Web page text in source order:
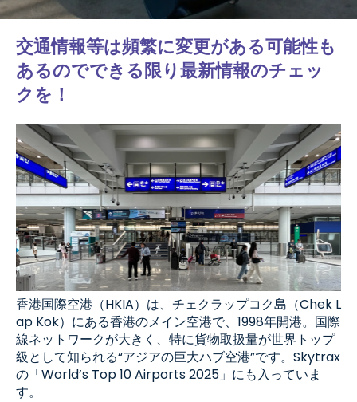
交通情報等は頻繁に変更がある可能性も
あるのでできる限り最新情報のチェッ
クを！
香港国際空港（HKIA）は、チェクラップコク島（Chek L
ap Kok）にある香港のメイン空港で、1998年開港。国際
線ネットワークが大きく、特に貨物取扱量が世界トップ
級として知られる“アジアの巨大ハブ空港”です。Skytrax
の「World’s Top 10 Airports 2025」にも入っていま
す。